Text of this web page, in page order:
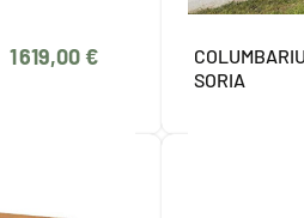
1 619,00 €
SORIA